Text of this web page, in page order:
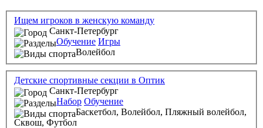
Ищем игроков в женскую команду
Санкт-Петербург
Обучение Игры
Волейбол
Детские спортивные секции в Оптик
Санкт-Петербург
Набор Обучение
Баскетбол, Волейбол, Пляжный волейбол,
Сквош, Футбол